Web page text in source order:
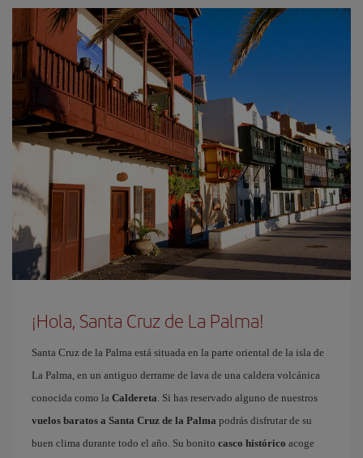
¡Hola, Santa Cruz de La Palma!
Santa Cruz de la Palma está situada en la parte oriental de la isla de
La Palma, en un antiguo derrame de lava de una caldera volcánica
conocida como la Caldereta . Si has reservado alguno de nuestros
vuelos baratos a Santa Cruz de la Palma podrás disfrutar de su
buen clima durante todo el año. Su bonito casco histórico acoge